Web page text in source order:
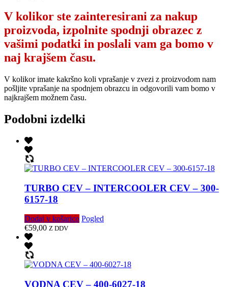
V kolikor ste zainteresirani za nakup
proizvoda, izpolnite spodnji obrazec z
vašimi podatki in poslali vam ga bomo v
naj krajšem času.
V kolikor imate kakršno koli vprašanje v zvezi z proizvodom nam
pošljite vprašanje na spodnjem obrazcu in odgovorili vam bomo v
najkrajšem možnem času.
Podobni izdelki
TURBO CEV – INTERCOOLER CEV – 300-
6157-18
Dodaj v košarico Pogled
€59,00 Z DDV
VODNA CEV – 400-6027-18